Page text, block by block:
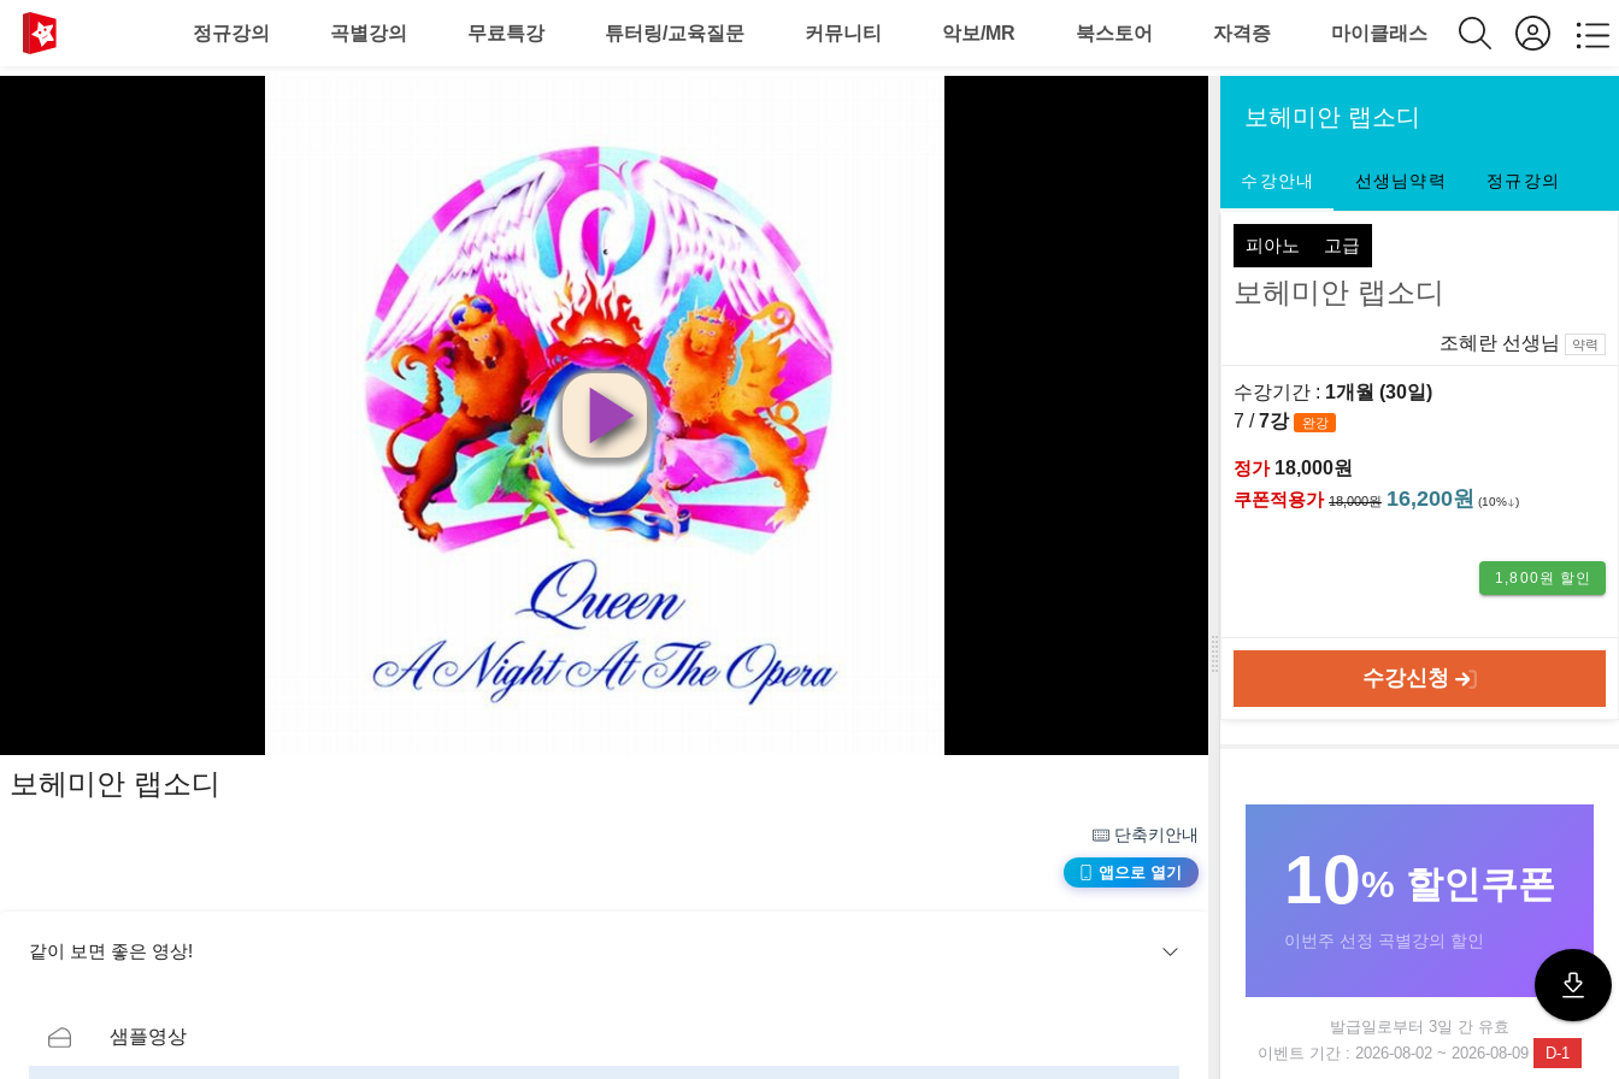
정규강의 곡별강의 무료특강 튜터링/교육질문 커뮤니티 악보/MR 북스토어 자격증 마이클래스
영
상
재
생
보헤미안 랩소디
단축키안내
앱으로 열기
같이 보면 좋은 영상!
샘플영상
보헤미안 랩소디
수강안내 선생님약력 정규강의
피아노 고급
보헤미안 랩소디
조혜란 선생님 약력
수강기간 : 1개월 (30일)
7 /7강 완강
정가 18,000원
쿠폰적용가 18,000원 16,200원 (10% )
1,800원 할인
수강신청
10% 할인쿠폰
이번주 선정 곡별강의 할인
발급일로부터 3일 간 유효
이벤트 기간 : 2026-08-02 ~ 2026-08-09
D-1